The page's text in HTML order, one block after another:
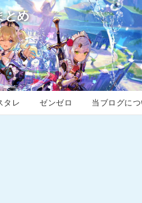
とめ
タレ ゼンゼロ 当ブログに